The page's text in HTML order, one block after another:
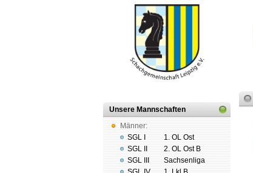
Unsere Mannschaften
Männer:
SGL I
SGL II
SGL III
1. OL Ost
2. OL Ost B
Sachsenliga